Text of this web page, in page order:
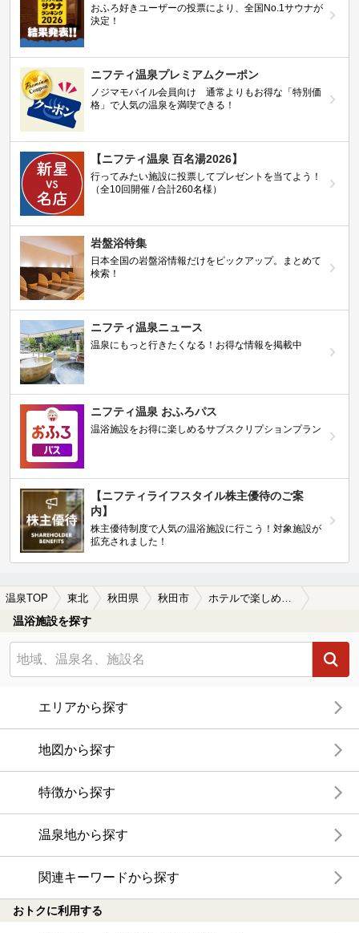
おふろ好きユーザーの投票により、全国No.1サウナが
決定！
ニフティ温泉プレミアムクーポン
ノジマモバイル会員向け 通常よりもお得な「特別価
格」で人気の温泉を満喫できる！
【ニフティ温泉 百名湯2026】
行ってみたい施設に投票してプレゼントを当てよう！
（全10回開催 / 合計260名様）
岩盤浴特集
日本全国の岩盤浴情報だけをピックアップ。まとめて
検索！
ニフティ温泉ニュース
温泉にもっと行きたくなる！お得な情報を掲載中
ニフティ温泉 おふろパス
温浴施設をお得に楽しめるサブスクリプションプラン
【ニフティライフスタイル株主優待のご案
内】
株主優待制度で人気の温浴施設に行こう！対象施設が
拡充されました！
温泉TOP 東北 秋田県 秋田市 ホテルで楽しめる秋田市の温泉、日帰り温泉、スーパー銭湯おすすめ
温浴施設を探す
エリアから探す
地図から探す
特徴から探す
温泉地から探す
関連キーワードから探す
おトクに利用する